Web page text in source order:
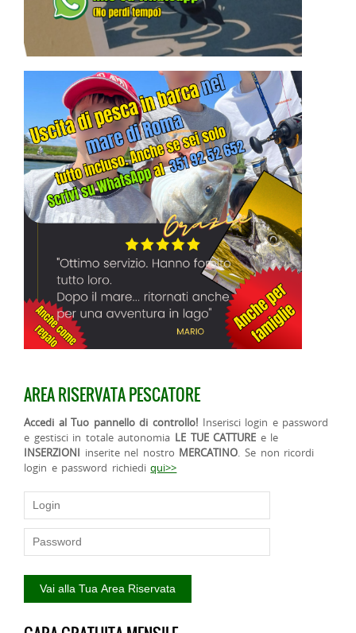
AREA RISERVATA PESCATORE
Accedi al Tuo pannello di controllo! Inserisci login e password
e gestisci in totale autonomia LE TUE CATTURE e le
INSERZIONI inserite nel nostro MERCATINO. Se non ricordi
login e password richiediqui>>